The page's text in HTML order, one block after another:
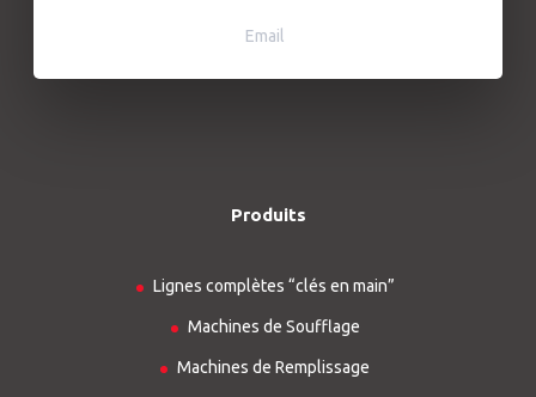
Email
Produits
Lignes complètes “clés en main”
Machines de Soufflage
Machines de Remplissage